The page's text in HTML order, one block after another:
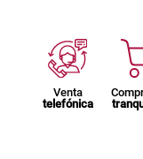
Venta
telefónica